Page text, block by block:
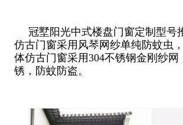
冠墅阳光中式楼盘门窗定制型号
仿古门窗采用风琴网纱单纯防蚊虫
体仿古门窗采用304不锈钢金刚纱网
锈，防蚊防盗。